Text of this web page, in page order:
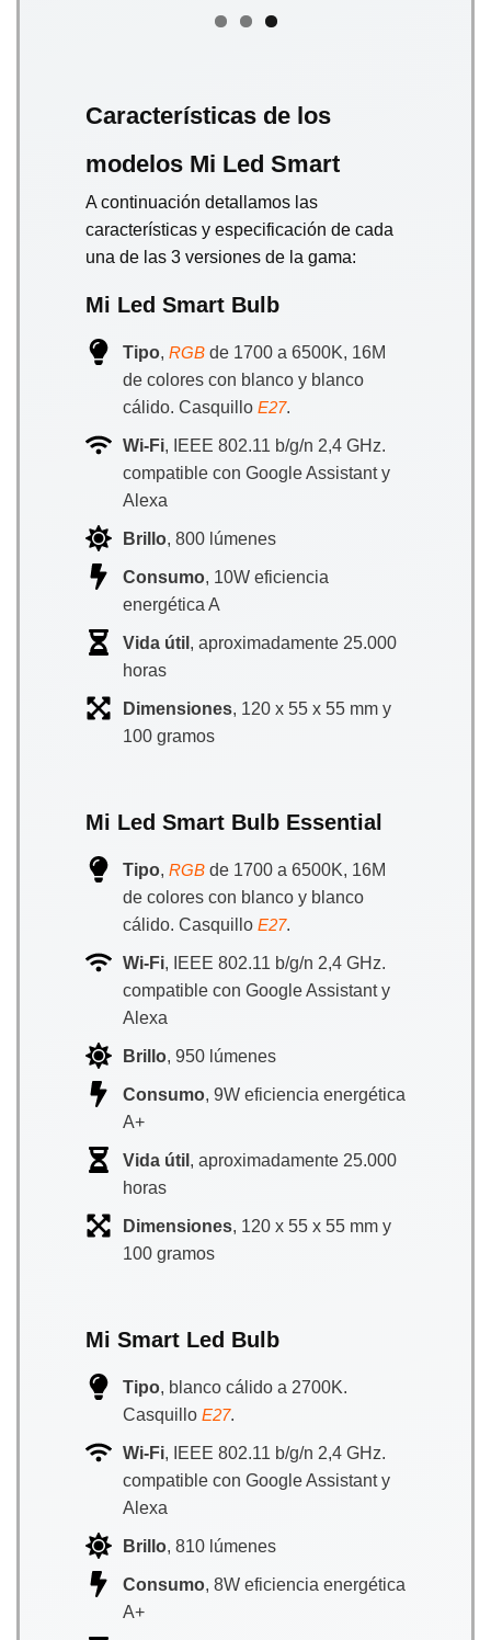
Características de los
modelos Mi Led Smart
A continuación detallamos las
características y especificación de cada
una de las 3 versiones de la gama:
Mi Led Smart Bulb
Tipo, RGB de 1700 a 6500K, 16M
de colores con blanco y blanco
cálido. Casquillo E27.
Wi-Fi, IEEE 802.11 b/g/n 2,4 GHz.
compatible con Google Assistant y
Alexa
Brillo, 800 lúmenes
Consumo, 10W eficiencia
energética A
Vida útil , aproximadamente 25.000
horas
Dimensiones, 120 x 55 x 55 mm y
100 gramos
Mi Led Smart Bulb Essential
Tipo, RGB de 1700 a 6500K, 16M
de colores con blanco y blanco
cálido. Casquillo E27.
Wi-Fi, IEEE 802.11 b/g/n 2,4 GHz.
compatible con Google Assistant y
Alexa
Brillo, 950 lúmenes
Consumo, 9W eficiencia energética
A+
Vida útil , aproximadamente 25.000
horas
Dimensiones, 120 x 55 x 55 mm y
100 gramos
Mi Smart Led Bulb
Tipo, blanco cálido a 2700K.
Casquillo E27.
Wi-Fi, IEEE 802.11 b/g/n 2,4 GHz.
compatible con Google Assistant y
Alexa
Brillo, 810 lúmenes
Consumo, 8W eficiencia energética
A+